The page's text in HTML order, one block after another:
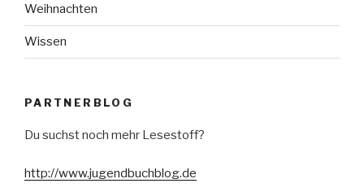
Weihnachten
Wissen
PARTNERBLOG
Du suchst noch mehr Lesestoff?
http://www.jugendbuchblog.de